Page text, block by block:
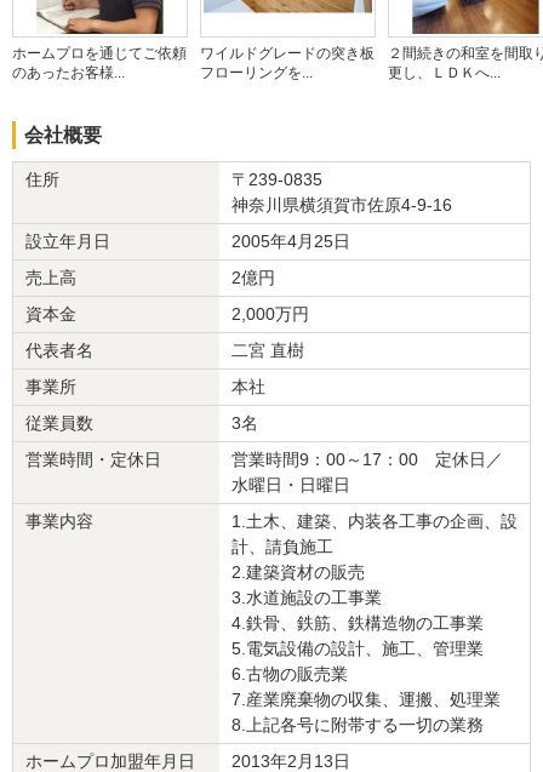
３社へ見積依頼をしましたが、他の２社が気ずかなかった玄関の軒
先の補修等を提案して頂き見積金額は他の会社より、少々高かった
のですが、Ｎ社に決めました。
リフォーム会社からの返答
この度は弊社に施工させて頂き有難うございました。
施工中は天候により工程が長引きましたが
お客様のご協力が有り完工できたことを感謝いたします。
お客様には施工中の施工箇所、開口しないと見えない下地などを、
お忙しい中何度も確認して有難うございました。
今後リフォームや建物の事で何か有りましたら弊社をよろしくお願
いいたします。
建物のタイプ
： 戸建住宅
リフォーム箇所
和室、
価格
： 2,082,000円
横須賀市
築年数
： 16〜20年
工事完了日
： 2014年12月19日
『満足のいく仕上がり』が良かった（40代/女性）
5
仕上がりに、大変満足しております。
また、リフォームを行う際はお願いしたいと思っております。
ありがとうございました。
ホームプロを通じてご依頼
のあったお客様...
ワイルドグレードの突き板
フローリングを...
２間続きの和室を間取
更し、ＬＤＫへ...
会社概要
住所
〒239-0835
神奈川県横須賀市佐原4-9-16
設立年月日
2005年4月25日
売上高
2億円
資本金
2,000万円
代表者名
二宮 直樹
事業所
本社
従業員数
3名
営業時間・定休日
営業時間9：00～17：00 定休日／
水曜日・日曜日
事業内容
1.土木、建築、内装各工事の企画、設
計、請負施工
2.建築資材の販売
3.水道施設の工事業
4.鉄骨、鉄筋、鉄構造物の工事業
5.電気設備の設計、施工、管理業
6.古物の販売業
7.産業廃棄物の収集、運搬、処理業
8.上記各号に附帯する一切の業務
ホームプロ加盟年月日
2013年2月13日